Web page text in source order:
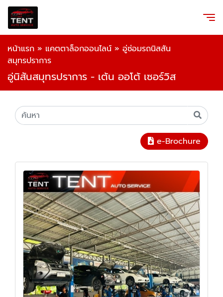
หน้าแรก » แคตตาล็อกออนไลน์ » อู่ซ่อมรถนิสสัน
สมุทรปราการ
อู่นิสันสมุทรปราการ - เต้น ออโต้ เซอร์วิส
e-Brochure